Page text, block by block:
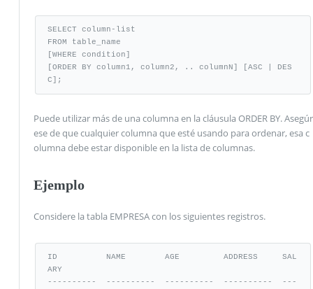
SELECT column-list
FROM table_name
[WHERE condition]
[ORDER BY column1, column2, .. columnN] [ASC | DES
C];
Puede utilizar más de una columna en la cláusula ORDER BY. Asegúr
ese de que cualquier columna que esté usando para ordenar, esa c
olumna debe estar disponible en la lista de columnas.
Ejemplo
Considere la tabla EMPRESA con los siguientes registros.
ID          NAME        AGE         ADDRESS     SAL
ARY
----------  ----------  ----------  ----------  ---